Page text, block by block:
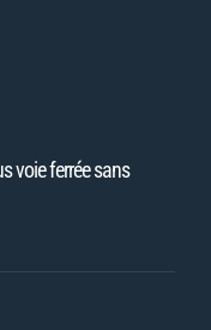
voie ferrée sans